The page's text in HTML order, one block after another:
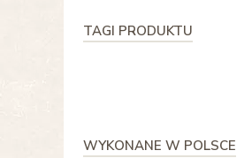
TAGI PRODUKTU
WYKONANE W POLSCE